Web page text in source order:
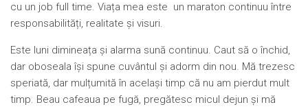
cu un job full time. Viața mea este un maraton continuu între
responsabilități, realitate și visuri.
Este luni dimineața și alarma sună continuu. Caut să o închid,
dar oboseala își spune cuvântul și adorm din nou. Mă trezesc
speriată, dar mulțumită în același timp că nu am pierdut mult
timp. Beau cafeaua pe fugă, pregătesc micul dejun și mă